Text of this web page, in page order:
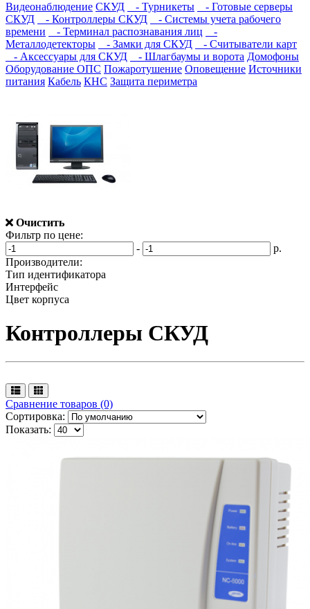
Видеонаблюдение СКУД - Турникеты
- Готовые серверы
СКУД
- Контроллеры СКУД
- Системы учета рабочего
времени
- Терминал распознавания лиц
-
Металлодетекторы
- Замки для СКУД
- Считыватели карт
- Аксессуары для СКУД
- Шлагбаумы и ворота Домофоны
Оборудование ОПС Пожаротушение Оповещение Источники
питания Кабель КНС Защита периметра
Очистить
Фильтр по цене:
-
р.
Производители:
Тип идентификатора
Интерфейс
Цвет корпуса
Контроллеры СКУД
Сравнение товаров (0)
Сортировка:
Показать: